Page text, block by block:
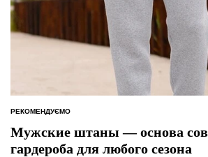
ОПУБЛІКУВАТИ
РЕКОМЕНДУЄМО
Мужские штаны — основа
гардероба для любого сезона